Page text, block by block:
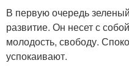
В первую очередь
развитие. Он несет с
молодость, свободу.
успокаивают.